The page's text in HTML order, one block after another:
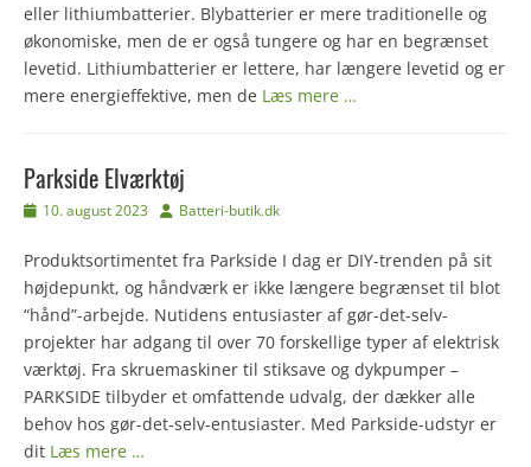
eller lithiumbatterier. Blybatterier er mere traditionelle og
økonomiske, men de er også tungere og har en begrænset
levetid. Lithiumbatterier er lettere, har længere levetid og er
mere energieffektive, men de Læs mere …
Parkside Elværktøj
Udgivet
10. august 2023 Forfatter
Batteri-butik.dk
Produktsortimentet fra Parkside I dag er DIY-trenden på sit
højdepunkt, og håndværk er ikke længere begrænset til blot
“hånd”-arbejde. Nutidens entusiaster af gør-det-selv-
projekter har adgang til over 70 forskellige typer af elektrisk
værktøj. Fra skruemaskiner til stiksave og dykpumper –
PARKSIDE tilbyder et omfattende udvalg, der dækker alle
behov hos gør-det-selv-entusiaster. Med Parkside-udstyr er
dit Læs mere …